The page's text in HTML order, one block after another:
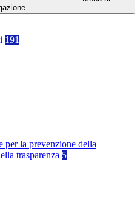
191
per la prevenzione della
trasparenza 5